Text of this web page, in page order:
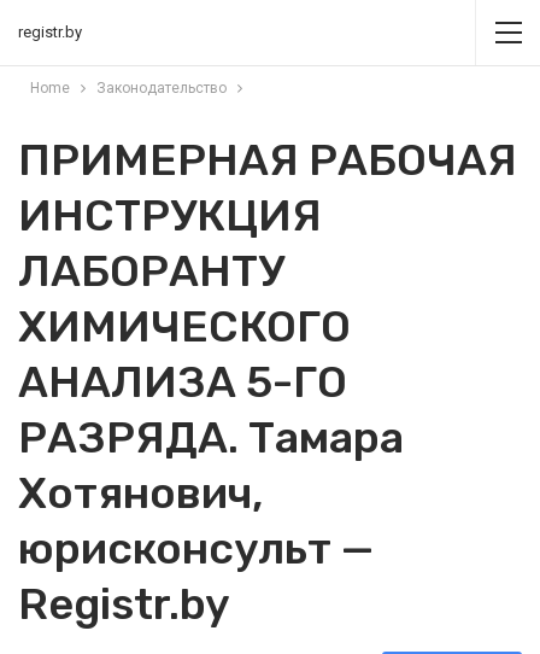
registr.by
Home Законодательство
ПРИМЕРНАЯ РАБОЧАЯ
ИНСТРУКЦИЯ
ЛАБОРАНТУ
ХИМИЧЕСКОГО
АНАЛИЗА 5-ГО
РАЗРЯДА. Тамара
Хотянович,
юрисконсульт —
Registr.by